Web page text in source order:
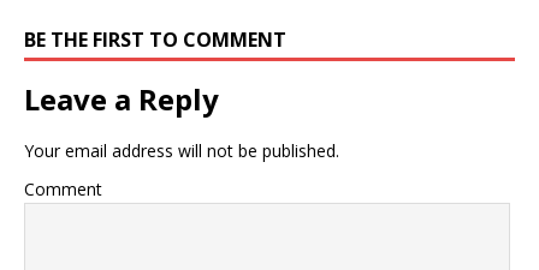
BE THE FIRST TO COMMENT
Leave a Reply
Your email address will not be published.
Comment